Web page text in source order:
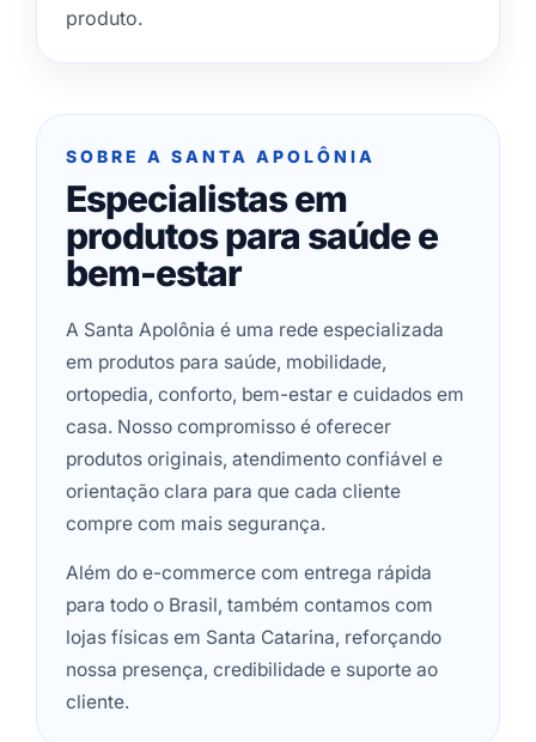
produto.
SOBRE A SANTA APOLÔNIA
Especialistas em
produtos para saúde e
bem-estar
A Santa Apolônia é uma rede especializada
em produtos para saúde, mobilidade,
ortopedia, conforto, bem-estar e cuidados em
casa. Nosso compromisso é oferecer
produtos originais, atendimento confiável e
orientação clara para que cada cliente
compre com mais segurança.
Além do e-commerce com entrega rápida
para todo o Brasil, também contamos com
lojas físicas em Santa Catarina, reforçando
nossa presença, credibilidade e suporte ao
cliente.